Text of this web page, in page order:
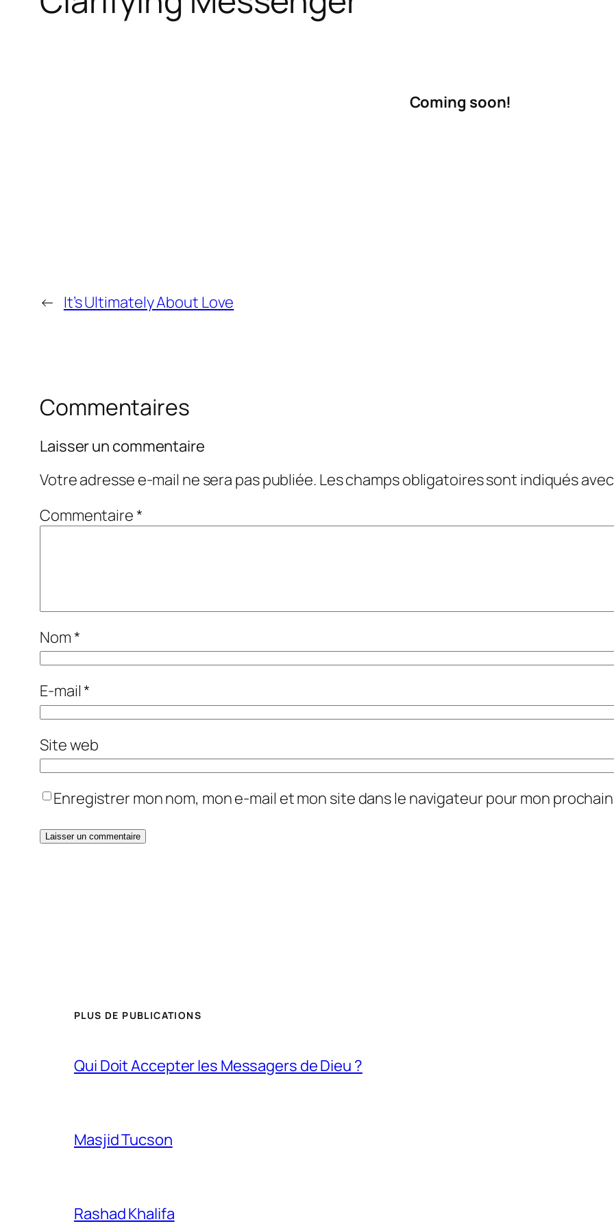
Coming soon!
← It’s Ultimately About Love
Commentaires
Laisser un commentaire
Votre adresse e-mail ne sera pas publiée. Les champs obligatoires sont indiqués
Commentaire*
Nom*
E-mail*
Site web
Enregistrer mon nom, mon e-mail et mon site dans le navigateur pour mon
PLUS DE PUBLICATIONS
Qui Doit Accepter les Messagers de Dieu ?
Masjid Tucson
Rashad Khalifa